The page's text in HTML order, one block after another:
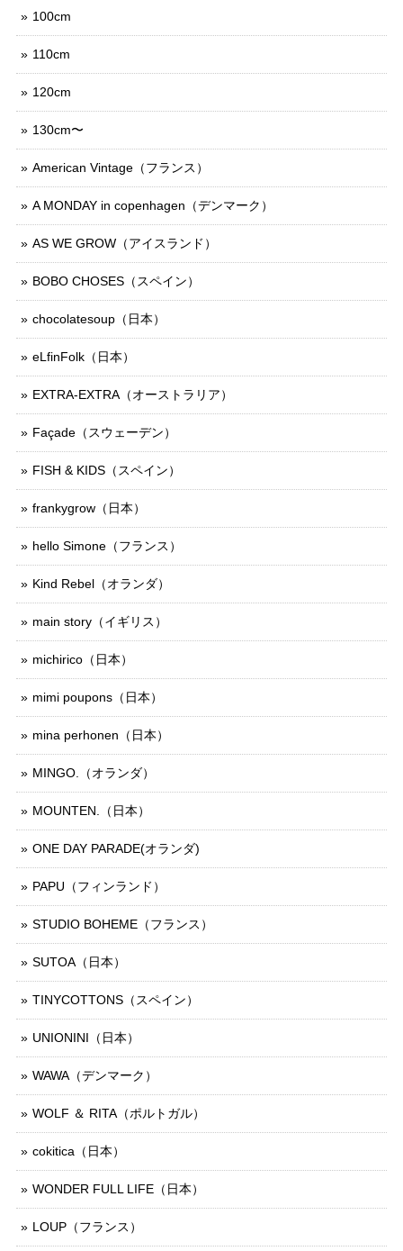
100cm
110cm
120cm
130cm〜
American Vintage（フランス）
A MONDAY in copenhagen（デンマーク）
AS WE GROW（アイスランド）
BOBO CHOSES（スペイン）
chocolatesoup（日本）
eLfinFolk（日本）
EXTRA-EXTRA（オーストラリア）
Façade（スウェーデン）
FISH & KIDS（スペイン）
frankygrow（日本）
hello Simone（フランス）
Kind Rebel（オランダ）
main story（イギリス）
michirico（日本）
mimi poupons（日本）
mina perhonen（日本）
MINGO.（オランダ）
MOUNTEN.（日本）
ONE DAY PARADE(オランダ)
PAPU（フィンランド）
STUDIO BOHEME（フランス）
SUTOA（日本）
TINYCOTTONS（スペイン）
UNIONINI（日本）
WAWA（デンマーク）
WOLF ＆ RITA（ポルトガル）
cokitica（日本）
WONDER FULL LIFE（日本）
LOUP（フランス）